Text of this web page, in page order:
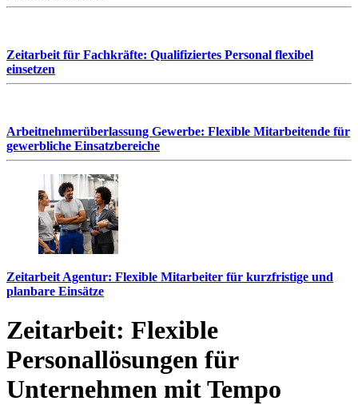
Zeitarbeit für Fachkräfte: Qualifiziertes Personal flexibel
einsetzen
Arbeitnehmerüberlassung Gewerbe: Flexible Mitarbeitende für
gewerbliche Einsatzbereiche
Zeitarbeit Agentur: Flexible Mitarbeiter für kurzfristige und
planbare Einsätze
Zeitarbeit: Flexible
Personallösungen für
Unternehmen mit Tempo